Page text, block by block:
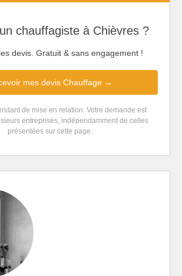
chauffagiste à Chièvres ?
devis. Gratuit & sans engagement !
mes devis Chauffage →
de mise en relation. Votre demande est
entreprises, indépendamment de celles
présentées sur cette page.